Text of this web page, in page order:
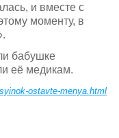
и вместе с
моменту, в
бабушке
её медикам.
ostavte-menya.html